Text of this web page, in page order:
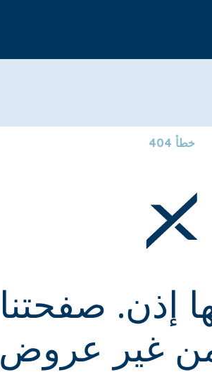
خطأ 404
إذن. صفحتنا
من غير عروض